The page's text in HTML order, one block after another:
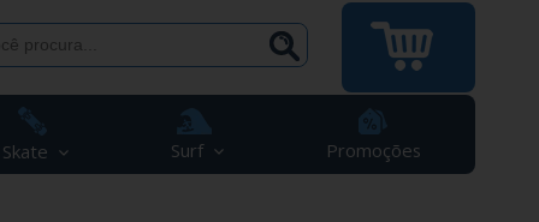
Skate Surf Promoções